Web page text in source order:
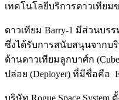
เทคโนโลยีบริการดาวเทียม
ดาวเทียม Barry-1 มีส่วนบร
ซึ่งได้รับการสนับสนุนจากบ
ด้านดาวเทียมลูกบาศ์ก
ปล่อย (Deployer) ที่มีชื่อคือ
บริษัท Rogue Space